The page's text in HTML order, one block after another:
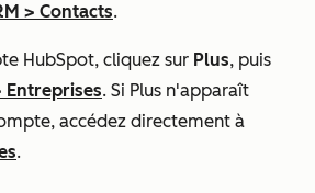
> Contacts.
HubSpot, cliquez sur Plus, puis
Entreprises. Si Plus n'apparaît
accédez directement à
.